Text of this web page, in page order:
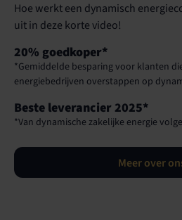
Hoe werkt een dynamisch
uit in deze korte video!
20% goedkoper*
*Gemiddelde besparing voor klanten
energiebedrijven overstappen op
Beste leverancier 2025*
*Van dynamische zakelijke energie
Meer over